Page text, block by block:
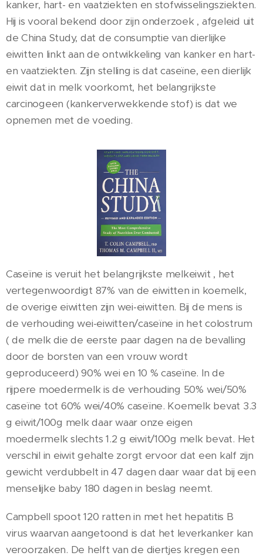
kanker, hart- en vaatziekten en stofwisselingsziekten.
Hij is vooral bekend door zijn onderzoek , afgeleid uit
de China Study, dat de consumptie van dierlijke
eiwitten linkt aan de ontwikkeling van kanker en hart-
en vaatziekten. Zijn stelling is dat caseïne, een dierlijk
eiwit dat in melk voorkomt, het belangrijkste
carcinogeen (kankerverwekkende stof) is dat we
opnemen met de voeding.
Caseïne is veruit het belangrijkste melkeiwit , het
vertegenwoordigt 87% van de eiwitten in koemelk,
de overige eiwitten zijn wei-eiwitten. Bij de mens is
de verhouding wei-eiwitten/caseïne in het colostrum
( de melk die de eerste paar dagen na de bevalling
door de borsten van een vrouw wordt
geproduceerd) 90% wei en 10 % caseïne. In de
rijpere moedermelk is de verhouding 50% wei/50%
caseïne tot 60% wei/40% caseïne. Koemelk bevat 3.3
g eiwit/100g melk daar waar onze eigen
moedermelk slechts 1.2 g eiwit/100g melk bevat. Het
verschil in eiwit gehalte zorgt ervoor dat een kalf zijn
gewicht verdubbelt in 47 dagen daar waar dat bij een
menselijke baby 180 dagen in beslag neemt.
Campbell spoot 120 ratten in met het hepatitis B
virus waarvan aangetoond is dat het leverkanker kan
veroorzaken. De helft van de diertjes kregen een